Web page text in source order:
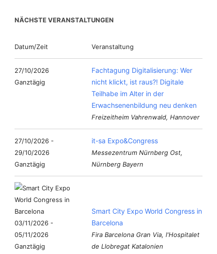
NÄCHSTE VERANSTALTUNGEN
Datum/Zeit Veranstaltung
27/10/2026
Ganztägig
Fachtagung Digitalisierung: Wer
nicht klickt, ist raus?! Digitale
Teilhabe im Alter in der
Erwachsenenbildung neu denken
Freizeitheim Vahrenwald, Hannover
27/10/2026 -
29/10/2026
Ganztägig
it-sa Expo&Congress
Messezentrum Nürnberg Ost,
Nürnberg Bayern
03/11/2026 -
05/11/2026
Ganztägig
Smart City Expo World Congress in
Barcelona
Fira Barcelona Gran Via, l'Hospitalet
de Llobregat Katalonien